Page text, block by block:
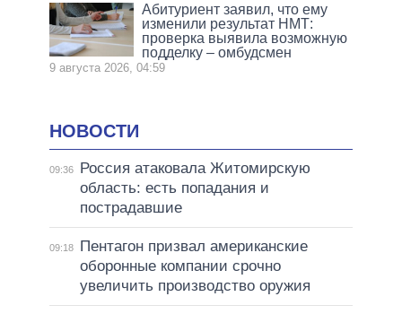
Абитуриент заявил, что ему
изменили результат НМТ:
проверка выявила возможную
подделку – омбудсмен
9 августа 2026, 04:59
НОВОСТИ
09:36
Россия атаковала Житомирскую
область: есть попадания и
пострадавшие
09:18
Пентагон призвал американские
оборонные компании срочно
увеличить производство оружия